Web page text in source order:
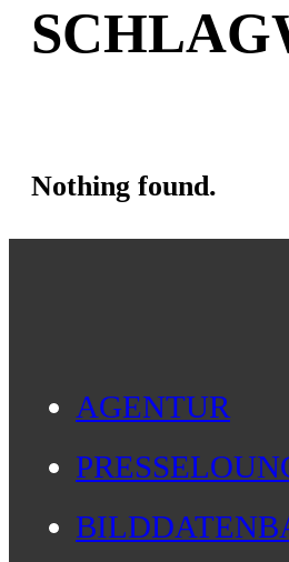
Nothing found.
AGENTUR